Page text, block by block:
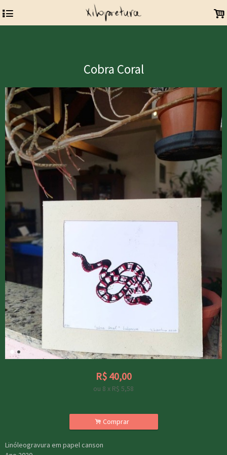
Xilogravura gravura rio de janeiro brasil arte arte manual afro-brasileira
arte impressa
4 .
Cobra Coral
R$ 40,00
ou 8 x R$ 5,58
. Comprar
Linóleogravura em papel canson